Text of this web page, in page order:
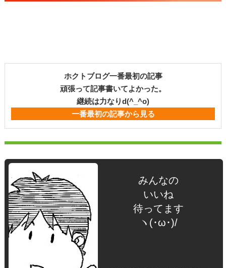
ホクトブログ一番最初の記事
頑張って記事書いてよかった。
継続は力なりd(^_^o)
一番最初の記事から見る
みんなの
いいね
待ってます
ヽ(･ω･)/